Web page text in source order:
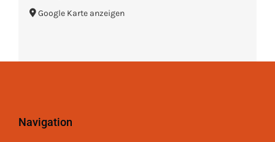
Google Karte anzeigen
Navigation